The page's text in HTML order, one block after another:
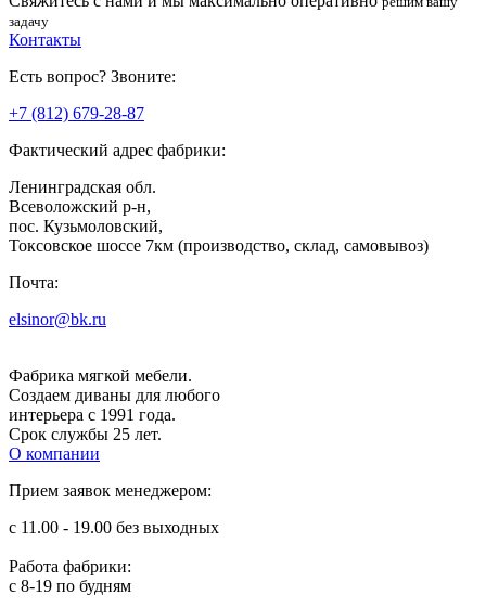
задачу
Контакты
Есть вопрос? Звоните:
+7 (812) 679-28-87
Фактический адрес фабрики:
Ленинградская обл.
Всеволожский р-н,
пос. Кузьмоловский,
Токсовское шоссе 7км (производство, склад, самовывоз)
Почта:
elsinor@bk.ru
Фабрика мягкой мебели.
Создаем диваны для любого
интерьера с 1991 года.
Срок службы 25 лет.
О компании
Прием заявок менеджером:
с 11.00 - 19.00 без выходных
Работа фабрики:
с 8-19 по будням